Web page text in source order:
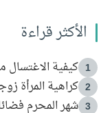
الأكثر قراءة
1 كيفية الاغتسال
2 كراهية المرأة
3 شهر المحرم